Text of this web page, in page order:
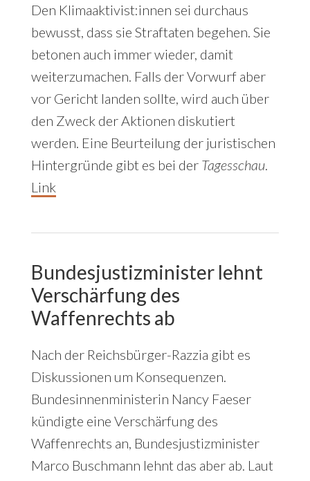
Den Klimaaktivist:innen sei durchaus
bewusst, dass sie Straftaten begehen. Sie
betonen auch immer wieder, damit
weiterzumachen. Falls der Vorwurf aber
vor Gericht landen sollte, wird auch über
den Zweck der Aktionen diskutiert
werden. Eine Beurteilung der juristischen
Hintergründe gibt es bei der Tagesschau.
Link
Bundesjustizminister lehnt
Verschärfung des
Waffenrechts ab
Nach der Reichsbürger-Razzia gibt es
Diskussionen um Konsequenzen.
Bundesinnenministerin Nancy Faeser
kündigte eine Verschärfung des
Waffenrechts an, Bundesjustizminister
Marco Buschmann lehnt das aber ab. Laut